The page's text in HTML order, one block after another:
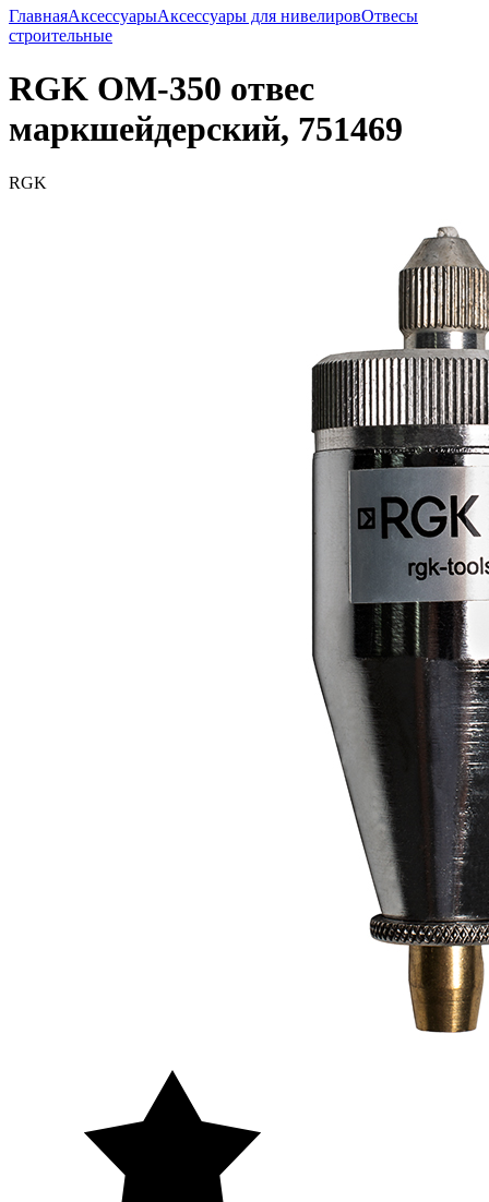
ГлавнаяАксессуарыАксессуары для нивелировОтвесы
строительные
RGK OM-350 отвес
маркшейдерский, 751469
RGK